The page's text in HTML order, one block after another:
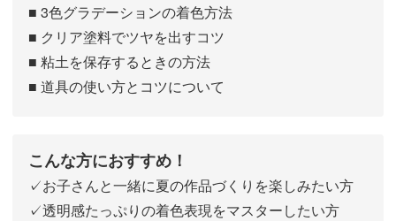
■ 3色グラデーションの着色方法
■ クリア塗料でツヤを出すコツ
■ 粘土を保存するときの方法
■ 道具の使い方とコツについて
こんな方におすすめ！
✓お子さんと一緒に夏の作品づくりを楽しみたい方
✓透明感たっぷりの着色表現をマスターしたい方